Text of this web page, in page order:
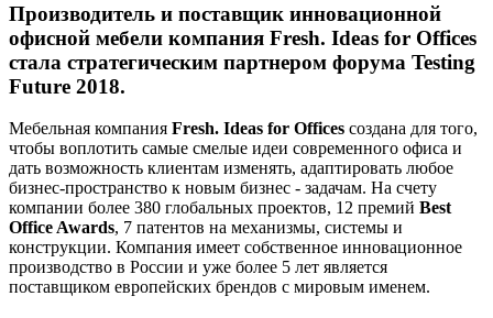
Производитель и поставщик инновационной
офисной мебели компания Fresh. Ideas for Offices
стала стратегическим партнером форума Testing
Future 2018.
Мебельная компания Fresh. Ideas for Offices создана для того,
чтобы воплотить самые смелые идеи современного офиса и
дать возможность клиентам изменять, адаптировать любое
бизнес-пространство к новым бизнес - задачам. На счету
компании более 380 глобальных проектов, 12 премий Best
Office Awards, 7 патентов на механизмы, системы и
конструкции. Компания имеет собственное инновационное
производство в России и уже более 5 лет является
поставщиком европейских брендов с мировым именем.